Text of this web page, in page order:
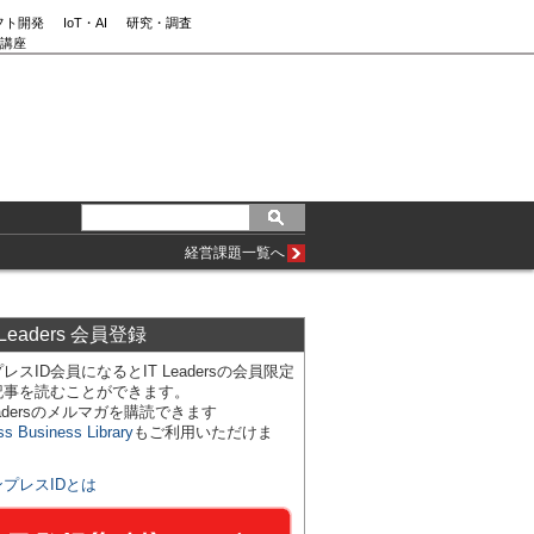
ト開発 IoT・AI
研究・調査
座
経営課題一覧へ
会員登録
スID会員になるとIT Leadersの会員限定
を読むことができます。
のメルマガを購読できます
Business Libraryもご利用いただけま
プレスIDとは